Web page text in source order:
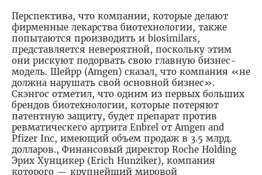
Перспектива, что компании, которые делают
фирменные лекарства биотехнологии, также
попытаются производить и biosimilars,
представляется невероятной, поскольку этим
они рискуют подорвать свою главную бизнес-
модель. Шейрр (Amgen) сказал, что компания «не
должна нарушать свой основной бизнес».
Скэнгос отметил, что одним из первых больших
брендов биотехнологии, которые потеряют
патентную защиту, будет препарат против
ревматическего артрита Enbrel от Amgen and
Pfizer Inc, имеющий объем продаж в 3.5 млрд.
долларов., Финансовый директор Roche Holding
Эрих Хунцикер (Erich Hunziker), компания
которого — крупнейший мировой